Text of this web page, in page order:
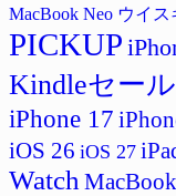
MacBook Neo ウイス
PICKUP
Kindleセール
iPhone 17
iOS 26 iOS 27
Watch MacBook